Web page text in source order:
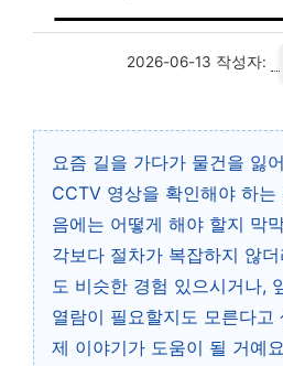
2026-06-13 작성자:
요즘 길을 가다가 물건을 잃
CCTV 영상을 확인해야 하는
음에는 어떻게 해야 할지 막
각보다 절차가 복잡하지 않
도 비슷한 경험 있으시거나,
열람이 필요할지도 모른다고
제 이야기가 도움이 될 거예